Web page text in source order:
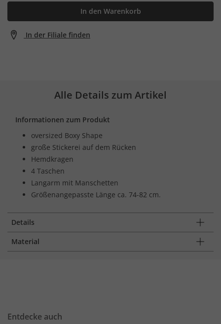
In den Warenkorb
In der Filiale finden
Alle Details zum Artikel
Informationen zum Produkt
oversized Boxy Shape
große Stickerei auf dem Rücken
Hemdkragen
4 Taschen
Langarm mit Manschetten
Größenangepasste Länge ca. 74-82 cm.
Details
Material
Entdecke auch